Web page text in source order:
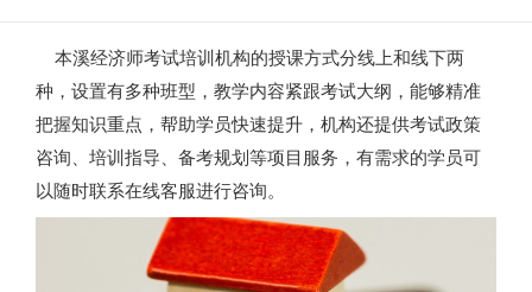
本溪经济师考试培训机构的授课方式分线上和线下两
种，设置有多种班型，教学内容紧跟考试大纲，能够精准
把握知识重点，帮助学员快速提升，机构还提供考试政策
咨询、培训指导、备考规划等项目服务，有需求的学员可
以随时联系在线客服进行咨询。